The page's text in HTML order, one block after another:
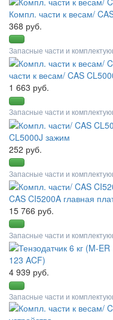
Компл. части к весам/
368 руб.
Запасные части и
части к весам/ CAS
1 663 руб.
Запасные части и
CL5000J зажим
252 руб.
Запасные части и
CAS CI5200A главная
15 766 руб.
Запасные части и
123 ACF)
4 939 руб.
Запасные части и